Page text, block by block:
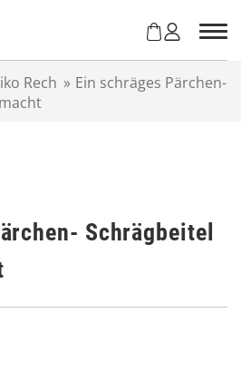
Rech » Ein schräges Pärchen-
Schrägbeitel